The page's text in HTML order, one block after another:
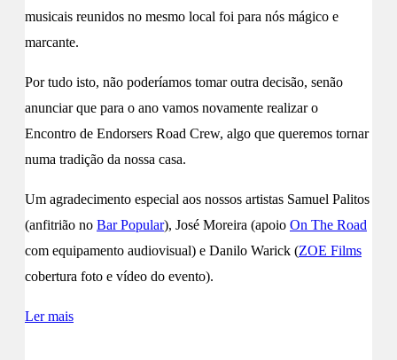
musicais reunidos no mesmo local foi para nós mágico e
marcante.
Por tudo isto, não poderíamos tomar outra decisão, senão
anunciar que para o ano vamos novamente realizar o
Encontro de Endorsers Road Crew, algo que queremos tornar
numa tradição da nossa casa.
Um agradecimento especial aos nossos artistas Samuel Palitos
(anfitrião no Bar Popular), José Moreira (apoio On The Road
com equipamento audiovisual) e Danilo Warick (ZOE Films
cobertura foto e vídeo do evento).
Ler mais